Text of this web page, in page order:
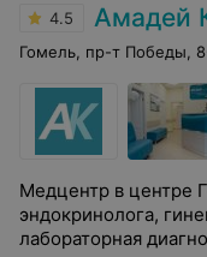
4.5 Амадей
Гомель, пр-т Победы,
Медцентр в центре
эндокринолога,
лабораторная